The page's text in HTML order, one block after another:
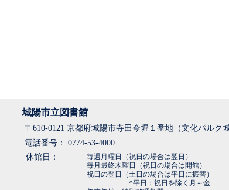
城陽市立図書館
〒610-0121 京都府城陽市寺田今堀１番地（文化パルク
電話番号： 0774-53-4000
休館日：
毎週月曜日（祝日の場合は翌日）
毎月最終木曜日（祝日の場合は開館）
祝日の翌日（土日の場合は平日に振替）
*平日：祝日を除く月～金